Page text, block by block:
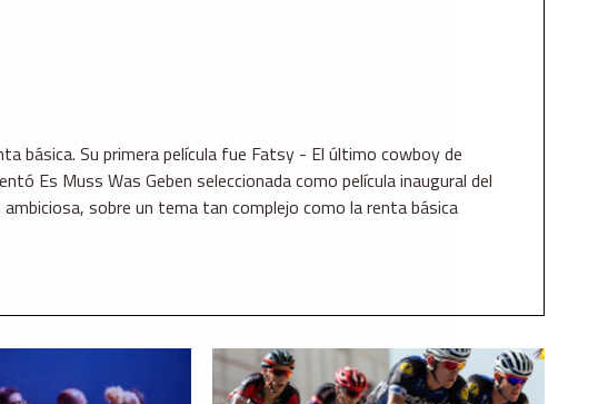
básica. Su primera película fue Fatsy - El último cowboy de
Es Muss Was Geben seleccionada como película inaugural del
sobre un tema tan complejo como la renta básica